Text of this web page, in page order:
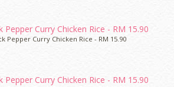
Pepper Curry Chicken Rice - RM 15.90